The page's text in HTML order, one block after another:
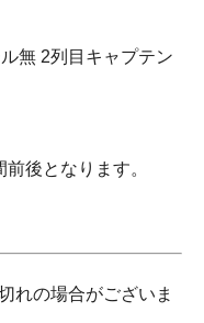
無 2列目キャプテン
後となります。
れの場合がございま